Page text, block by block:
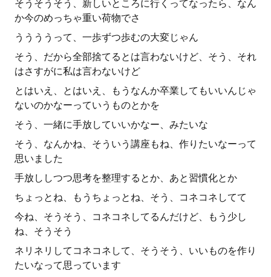
そうそうそう、新しいところに行くってなったら、なん
か今のめっちゃ重い荷物でさ
ううううって、一歩ずつ歩むの大変じゃん
そう、だから全部捨てるとは言わないけど、そう、それ
はさすがに私は言わないけど
とはいえ、とはいえ、もうなんか卒業してもいいんじゃ
ないのかなーっていうものとかを
そう、一緒に手放していいかなー、みたいな
そう、なんかね、そういう講座もね、作りたいなーって
思いました
手放ししつつ思考を整理するとか、あと習慣化とか
ちょっとね、もうちょっとね、そう、コネコネしてて
今ね、そうそう、コネコネしてるんだけど、もう少し
ね、そうそう
ネリネリしてコネコネして、そうそう、いいものを作り
たいなって思っています